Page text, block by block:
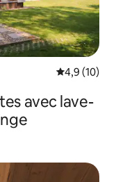
Évaluation
4,9 (10)
avec lave-